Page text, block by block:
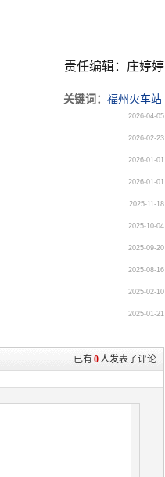
责任编辑：庄婷婷
关键词： 福州火车站
2026-04-05
2026-02-23
2026-01-01
2026-01-01
2025-11-18
2025-10-04
2025-09-20
2025-08-16
2025-02-10
2025-01-21
已有0人发表了评论